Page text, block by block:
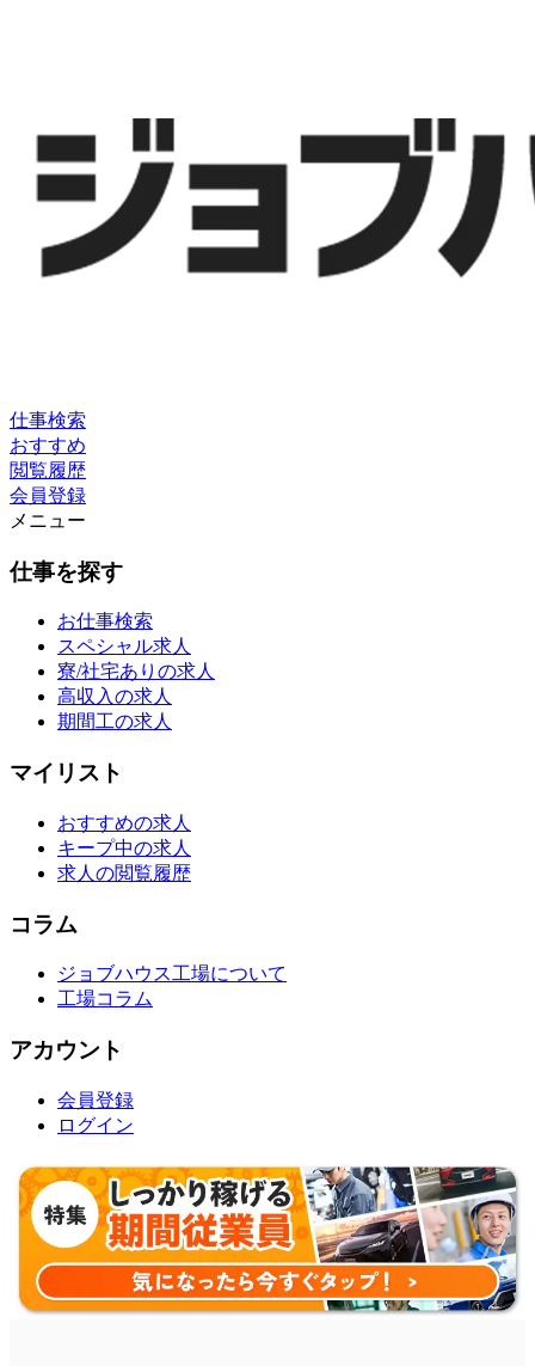
仕事検索
おすすめ
閲覧履歴
会員登録
メニュー
仕事を探す
お仕事検索
スペシャル求人
寮/社宅ありの求人
高収入の求人
期間工の求人
マイリスト
おすすめの求人
キープ中の求人
求人の閲覧履歴
コラム
ジョブハウス工場について
工場コラム
アカウント
会員登録
ログイン